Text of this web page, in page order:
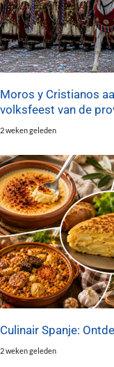
Moros y Cristianos
volksfeest van de
2 weken geleden
Culinair Spanje:
2 weken geleden